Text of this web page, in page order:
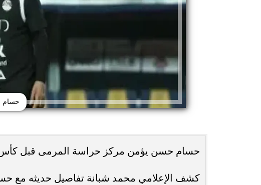
حسام حسن يؤمن مركز حراسة المرمى قبل كأس
كشف الإعلامي محمد شبانة تفاصيل حديثه مع
انغام تختار جدة محطة اولى لتدشين
البومها
مصر تكتب التاريخ.. فريق
بطولة Genuine Cup العالمية لكرة...